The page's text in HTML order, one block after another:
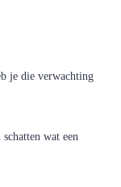
je die verwachting
wat een